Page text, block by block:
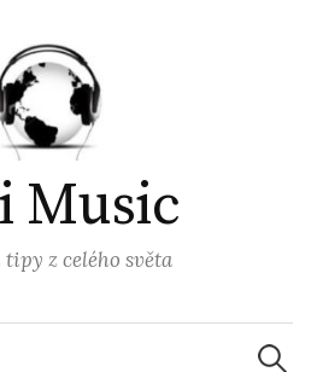
Music
z celého světa